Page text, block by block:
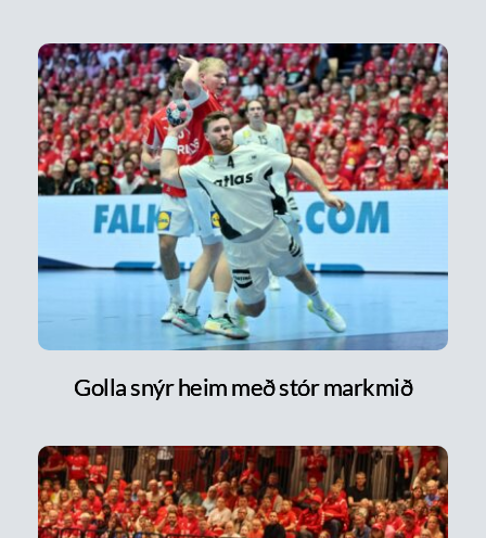
Golla snýr heim með stór markmið